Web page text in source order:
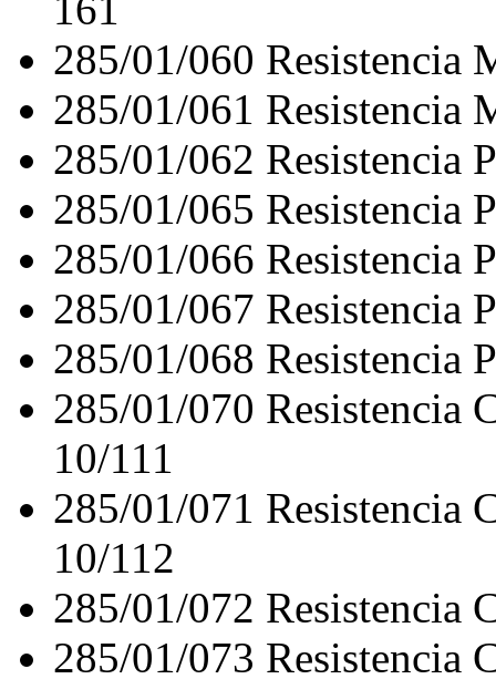
161
285/01/060 Resistencia
285/01/061 Resistencia
285/01/062 Resistencia
285/01/065 Resistencia
285/01/066 Resistencia
285/01/067 Resistencia
285/01/068 Resistencia
285/01/070 Resistencia
10/111
285/01/071 Resistencia
10/112
285/01/072 Resistencia
285/01/073 Resistencia